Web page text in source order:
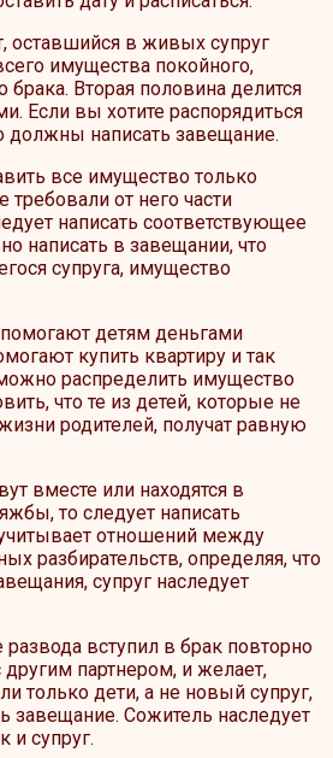
оставшийся в живых супруг
имущества покойного,
Вторая половина делится
Если вы хотите распорядиться
должны написать завещание.
все имущество только
требовали от него части
написать соответствующее
написать в завещании, что
супруга, имущество
детям деньгами
купить квартиру и так
распределить имущество
что те из детей, которые не
родителей, получат равную
вместе или находятся в
то следует написать
отношений между
разбирательств, определяя, что
супруг наследует
развода вступил в брак повторно
другим партнером, и желает,
только дети, а не новый супруг,
завещание. Сожитель наследует
и супруг.